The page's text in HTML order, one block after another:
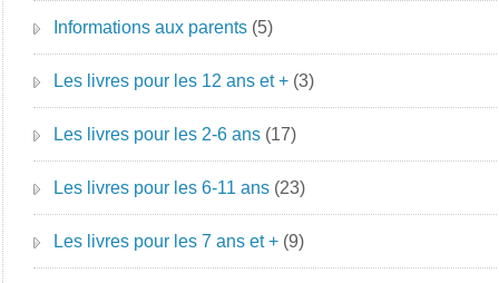
Informations aux parents (5)
Les livres pour les 12 ans et + (3)
Les livres pour les 2-6 ans (17)
Les livres pour les 6-11 ans (23)
Les livres pour les 7 ans et + (9)